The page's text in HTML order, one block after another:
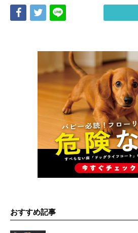
Share Tweet
おすすめ記事